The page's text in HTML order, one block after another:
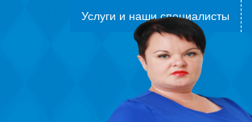
Услуги и наши специалисты